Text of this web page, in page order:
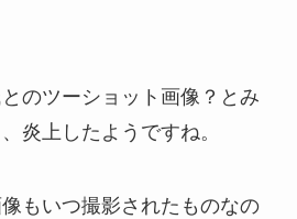
のツーショット画像？とみ
炎上したようですね。
もいつ撮影されたものなの